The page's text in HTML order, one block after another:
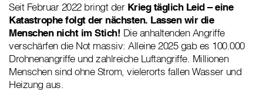
Seit Februar 2022 bringt der Krieg täglich Leid – eine
Katastrophe folgt der nächsten. Lassen wir die
Menschen nicht im Stich! Die anhaltenden Angriffe
verschärfen die Not massiv: Alleine 2025 gab es 100.000
Drohnenangriffe und zahlreiche Luftangriffe. Millionen
Menschen sind ohne Strom, vielerorts fallen Wasser und
Heizung aus.